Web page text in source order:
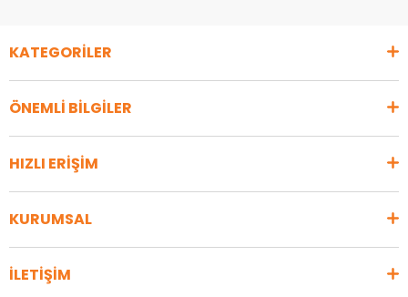
KATEGORİLER
ÖNEMLİ BİLGİLER
HIZLI ERİŞİM
KURUMSAL
İLETİŞİM